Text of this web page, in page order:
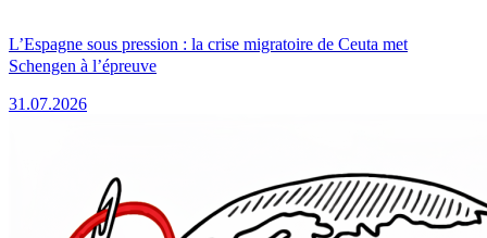
L’Espagne sous pression : la crise migratoire de Ceuta met
Schengen à l’épreuve
31.07.2026